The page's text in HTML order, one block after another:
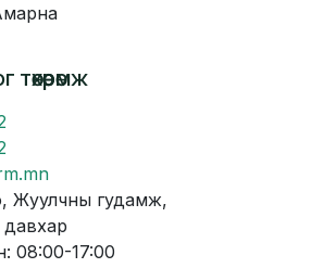
гудамж,
08:00-17:00